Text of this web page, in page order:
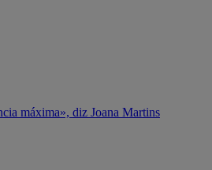
máxima», diz Joana Martins